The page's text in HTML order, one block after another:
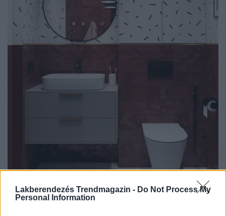
Lakberendezés Trendmagazin - Do Not Process My
Personal Information